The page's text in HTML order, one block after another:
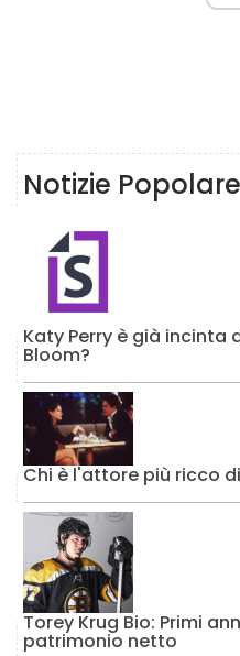
Notizie Popolare
Katy Perry è già incinta
Bloom?
Chi è l'attore più ricco
Torey Krug Bio: Primi
patrimonio netto